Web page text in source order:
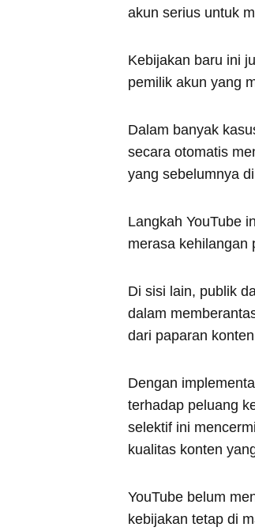
akun serius untuk
Kebijakan baru ini
pemilik akun yang
Dalam banyak
secara otomatis
yang sebelumnya
Langkah YouTube
merasa kehilangan
Di sisi lain, publik
dalam
dari paparan
Dengan
terhadap peluang
selektif ini
kualitas konten
YouTube belum
kebijakan tetap di